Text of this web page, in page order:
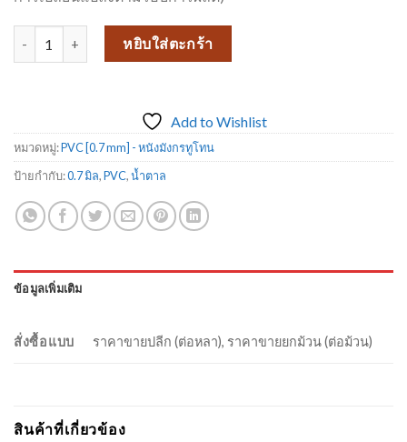
จำนวน PVC-AB 838 ชิ้นหยิบใส่ตะกร้า
Add to Wishlist
หมวดหมู่:PVC [0.7 mm] - หนังมังกรทูโทน
ป้ายกำกับ:0.7 มิล,PVC,น้ำตาล
ข้อมูลเพิ่มเติม
สั่งซื้อแบบ ราคาขายปลีก (ต่อหลา), ราคาขายยกม้วน (ต่อม้วน)
สินค้าที่เกี่ยวข้อง